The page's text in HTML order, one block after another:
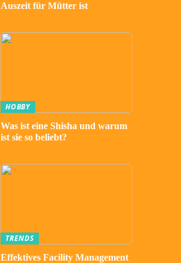
Auszeit für Mütter ist
HOBBY
Was ist eine Shisha und warum
ist sie so beliebt?
TRENDS
Effektives Facility Management